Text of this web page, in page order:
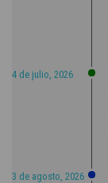
4 de julio, 2026
3 de agosto, 2026